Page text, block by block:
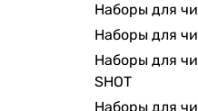
Наборы для
Наборы для
Наборы для
SHOT
Наборы для